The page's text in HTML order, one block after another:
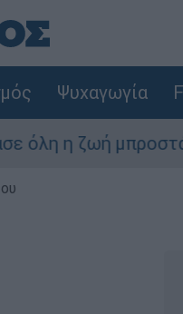
Ψυχαγωγία
ζωή μπροστά μου»